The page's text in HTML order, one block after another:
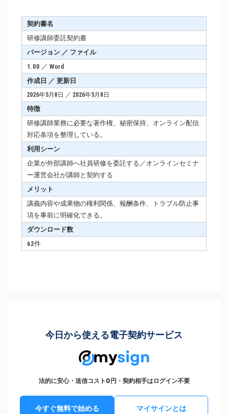
契約書名
研修講師委託契約書
バージョン ／ ファイル
1.00 ／ Word
作成日 ／ 更新日
2026年5月8日 ／ 2026年5月8日
特徴
研修講師業務に必要な著作権、秘密保持、オンライン配信
対応条項を整理している。
利用シーン
企業が外部講師へ社員研修を委託する／オンラインセミナ
ー運営会社が講師と契約する
メリット
講義内容や成果物の権利関係、報酬条件、トラブル防止事
項を事前に明確化できる。
ダウンロード数
62件
今日から使える電子契約サービス
法的に安心・送信コスト0円・契約相手はログイン不要
今すぐ無料で始める マイサインとは